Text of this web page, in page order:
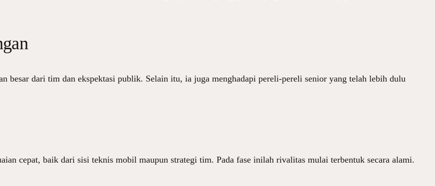
besar dari tim dan ekspektasi publik. Selain itu, ia juga menghadapi pereli-pereli senior yang telah lebih dulu
cepat, baik dari sisi teknis mobil maupun strategi tim. Pada fase inilah rivalitas mulai terbentuk secara alami.